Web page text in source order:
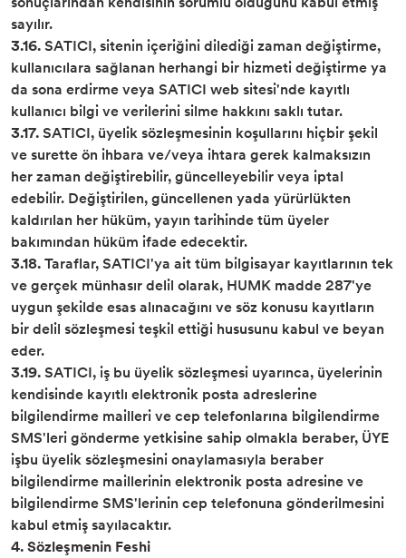
sayılır.
3.16.SATICI, sitenin içeriğini dilediği zaman değiştirme,
kullanıcılara sağlanan herhangi bir hizmeti değiştirme ya
da sona erdirme veya SATICI web sitesi'nde kayıtlı
kullanıcı bilgi ve verilerini silme hakkını saklı tutar.
3.17.SATICI, üyelik sözleşmesinin koşullarını hiçbir şekil
ve surette ön ihbara ve/veya ihtara gerek kalmaksızın
her zaman değiştirebilir, güncelleyebilir veya iptal
edebilir. Değiştirilen, güncellenen yada yürürlükten
kaldırılan her hüküm, yayın tarihinde tüm üyeler
bakımından hüküm ifade edecektir.
3.18.Taraflar, SATICI'ya ait tüm bilgisayar kayıtlarının tek
ve gerçek münhasır delil olarak, HUMK madde 287'ye
uygun şekilde esas alınacağını ve söz konusu kayıtların
bir delil sözleşmesi teşkil ettiği hususunu kabul ve beyan
eder.
3.19.SATICI, iş bu üyelik sözleşmesi uyarınca, üyelerinin
kendisinde kayıtlı elektronik posta adreslerine
bilgilendirme mailleri ve cep telefonlarına bilgilendirme
SMS'leri gönderme yetkisine sahip olmakla beraber, ÜYE
işbu üyelik sözleşmesini onaylamasıyla beraber
bilgilendirme maillerinin elektronik posta adresine ve
bilgilendirme SMS'lerinin cep telefonuna gönderilmesini
kabul etmiş sayılacaktır.
4. Sözleşmenin Feshi